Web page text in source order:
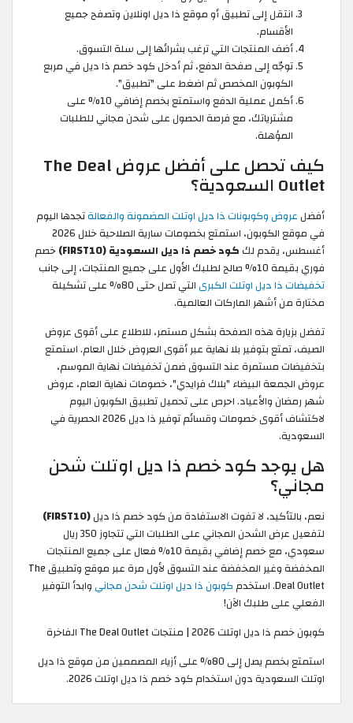
انتقل إلى تطبيق أو موقع ذا ديل اونلاين وتصفح جميع
الأقسام.
أضف المنتجات التي ترغب بشرائها إلى سلة التسوق.
توجّه إلى صفحة الدفع، ثم أدخل كود خصم ذا ديل في مربع
الكوبون المخصص ثم اضغط على "تطبيق".
أكمل عملية الدفع واستمتع بخصم إضافي 10% على
مشترياتك، مع فرصة الحصول على شحن مجاني للطلبات
المؤهلة.
كيف تحصل على أفضل عروض The Deal
Outlet السعودية؟
أفضل عروض وكوبونات ذا ديل اوتلت المضمونة والفعالةتجدها اليوم
في موقع الكوبون، استمتع بخصومات سارية الصلاحية خلال 2026
أغسطس، يقدم لك كود خصم ذا ديل السعودية (FIRST10)
خصم
فوري بقيمة 10% صالح لطلبك الأول على جميع المنتجات، إلى جانب
تخفيضات ذا ديل اوتلت الكبرى
التي تصل حتى 80% على تشكيلة
مختارة من أشهر الماركات العالمية.
تفضل بزيارة هذه الصفحة بشكل مستمر، للاطلاع على أقوى عروض
الصيف، تمتع بتوفير بلا نهاية عبر أقوى العروض خلال العام. استمتع
بتخفيضات مستمرة عند التسوق ضمن تخفيضات نهاية الموسم،
عروض الجمعة البيضاء "بلاك فرايدي"، خصومات نهاية العام، عروض
شهر رمضان والأعياد. احرص على تحميل تطبيق الكوبون اليوم
لاكتشاف أقوى خصومات وقسائم توفير ذا ديل 2026 الحصرية في
السعودية.
هل يوجد كود خصم ذا ديل اوتلت شحن
مجاني؟
نعم، بالتأكيد، لا تفوت الاستفادة من كود خصم ذا ديل(FIRST10)
لتفعيل عرض الشحن المجاني على الطلبات التي تتجاوز 350 ريال
سعودي، مع خصم إضافي بقيمة 10% فعال على جميع المنتجات
المخفضة وغير المخفضة عند التسوق لأول مرة عبر موقع وتطبيق The
Deal Outlet. استخدم
كوبون ذا ديل اوتلت شحن مجاني وابدأ التوفير
الفعلي على طلبك الآن!
كوبون خصم ذا ديل اوتلت 2026 | منتجات The Deal Outlet الفاخرة
استمتع بخصم يصل إلى 80% على أزياء المصممين من موقع ذا ديل
اوتلت السعودية دون استخدام كود خصم ذا ديل اوتلت 2026.